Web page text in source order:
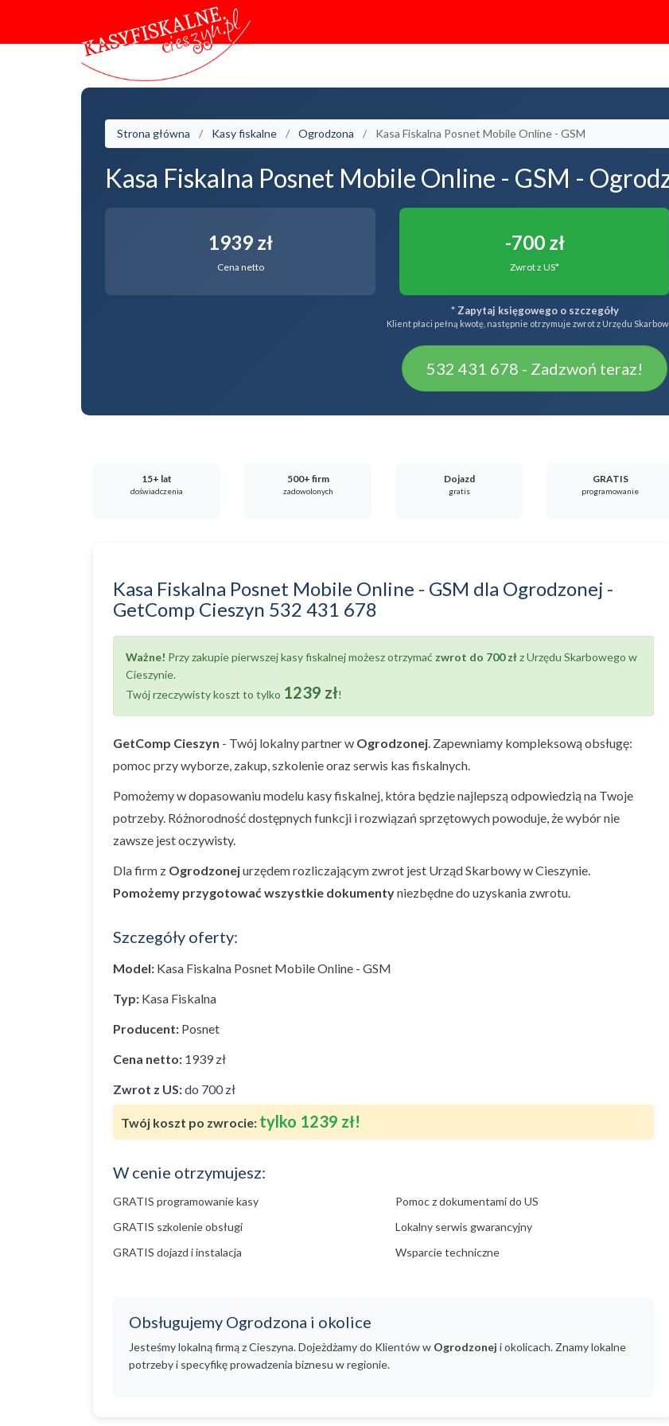
Strona główna Kasy fiskalne Ogrodzona Kasa Fiskalna Posnet Mobile Online - GSM
Kasa Fiskalna Posnet Mobile Online - GSM -
1939 zł
Cena netto
-700 zł
Zwrot z US*
* Zapytaj księgowego o szczegóły
Klient płaci pełną kwotę, następnie otrzymuje zwrot z Urzędu
532 431 678 - Zadzwoń teraz!
15+ lat
doświadczenia
500+ firm
zadowolonych
Dojazd
gratis
GRATIS
programowanie
Kasa Fiskalna Posnet Mobile Online - GSM dla Ogrodzonej -
GetComp Cieszyn 532 431 678
Ważne! Przy zakupie pierwszej kasy fiskalnej możesz otrzymać zwrot do 700 złz Urzędu Skarbowego w
Cieszynie.
Twój rzeczywisty koszt to tylko 1239 zł!
GetComp Cieszyn - Twój lokalny partner w Ogrodzonej. Zapewniamy kompleksową obsługę:
pomoc przy wyborze, zakup, szkolenie oraz serwis kas fiskalnych.
Pomożemy w dopasowaniu modelu kasy fiskalnej, która będzie najlepszą odpowiedzią na Twoje
potrzeby. Różnorodność dostępnych funkcji i rozwiązań sprzętowych powoduje, że wybór nie
zawsze jest oczywisty.
Dla firm z Ogrodzonejurzędem rozliczającym zwrot jest Urząd Skarbowy w Cieszynie.
Pomożemy przygotować wszystkie dokumentyniezbędne do uzyskania zwrotu.
Szczegóły oferty:
Model: Kasa Fiskalna Posnet Mobile Online - GSM
Typ: Kasa Fiskalna
Producent: Posnet
Cena netto: 1939 zł
Zwrot z US:do 700 zł
Twój koszt po zwrocie: tylko 1239 zł!
W cenie otrzymujesz:
GRATIS programowanie kasy
GRATIS szkolenie obsługi
GRATIS dojazd i instalacja
Pomoc z dokumentami do US
Lokalny serwis gwarancyjny
Wsparcie techniczne
Obsługujemy Ogrodzona i okolice
Jesteśmy lokalną firmą z Cieszyna. Dojeżdżamy do Klientów w Ogrodzonej i okolicach. Znamy lokalne
potrzeby i specyfikę prowadzenia biznesu w regionie.